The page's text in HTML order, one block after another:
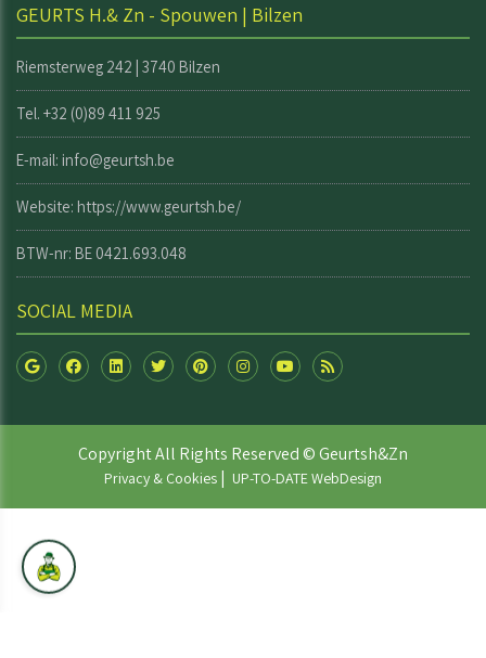
GEURTS H.& Zn - Spouwen | Bilzen
Riemsterweg 242 | 3740 Bilzen
Tel. +32 (0)89 411 925
E-mail: info@geurtsh.be
Website: https://www.geurtsh.be/
BTW-nr: BE 0421.693.048
SOCIAL MEDIA
Copyright All Rights Reserved © Geurtsh&Zn
Privacy & Cookies | UP-TO-DATE WebDesign